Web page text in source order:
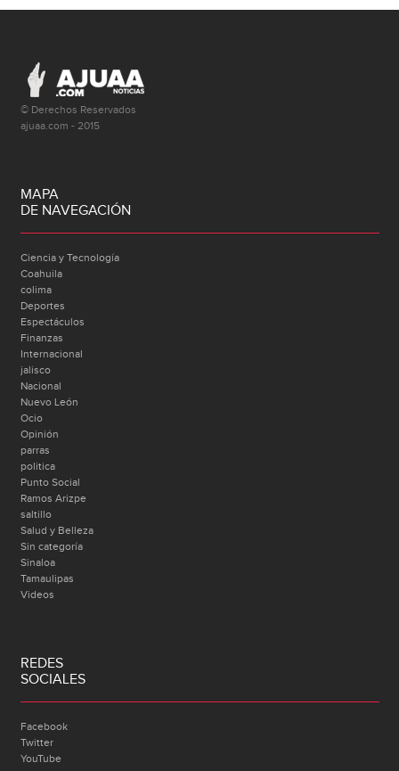
© Derechos Reservados
ajuaa.com - 2015
MAPA
DE NAVEGACIÓN
Ciencia y Tecnología
Coahuila
colima
Deportes
Espectáculos
Finanzas
Internacional
jalisco
Nacional
Nuevo León
Ocio
Opinión
parras
politica
Punto Social
Ramos Arizpe
saltillo
Salud y Belleza
Sin categoría
Sinaloa
Tamaulipas
Videos
REDES
SOCIALES
Facebook
Twitter
YouTube